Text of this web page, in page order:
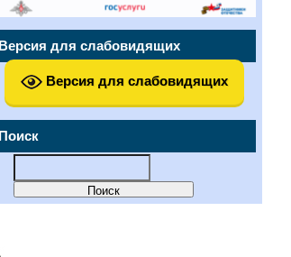
Версия для слабовидящих
Версия для слабовидящих
Поиск